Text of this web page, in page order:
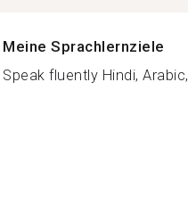
Meine Sprachlernziele
Speak fluently Hindi,